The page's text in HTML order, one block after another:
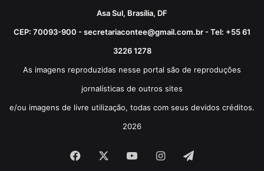
Asa Sul, Brasília, DF
CEP: 70093-900 - secretariacontee@gmail.com.br - Tel: +55 61
3226 1278
As imagens reproduzidas nesse portal são de reproduções
jornalísticas de outros sites
e/ou imagens de livre utilização, todas com seus devidos créditos.
2026
Facebook YouTubeInstagram